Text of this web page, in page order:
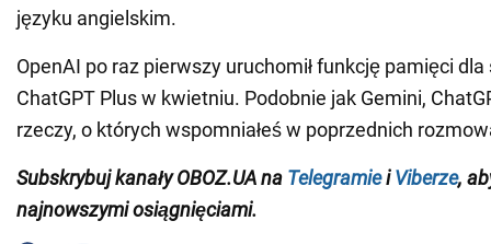
języku angielskim.
OpenAI po raz pierwszy uruchomił funkcję pamięci
ChatGPT Plus w kwietniu. Podobnie jak Gemini,
rzeczy, o których wspomniałeś w poprzednich
Subskrybuj kanały OBOZ.UA na TelegramieiViberze,
najnowszymi osiągnięciami.